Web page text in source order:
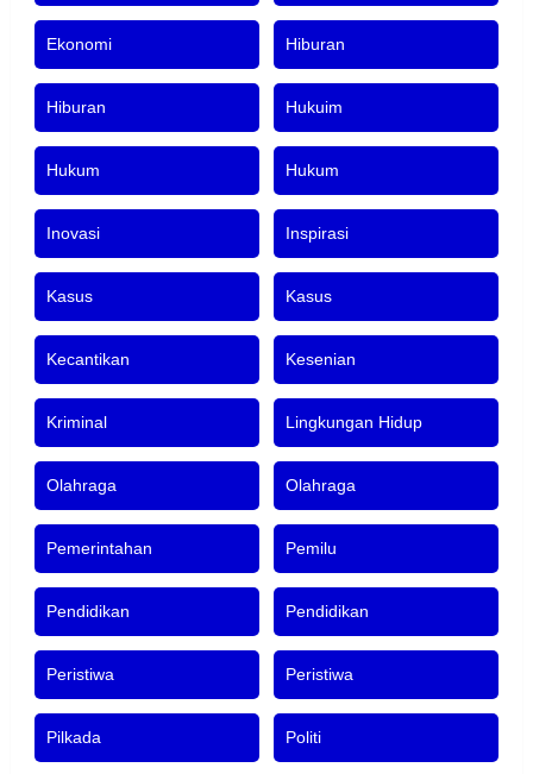
Ekonomi Hiburan
Hiburan Hukuim
Hukum Hukum
Inovasi Inspirasi
Kasus Kasus
Kecantikan Kesenian
Kriminal Lingkungan Hidup
Olahraga Olahraga
Pemerintahan Pemilu
Pendidikan Pendidikan
Peristiwa Peristiwa
Pilkada Politi